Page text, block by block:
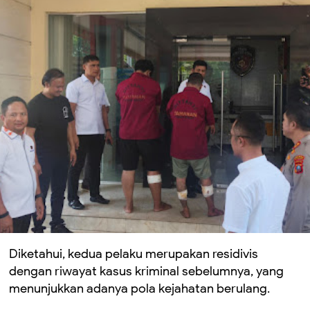
Diketahui, kedua pelaku merupakan residivis
dengan riwayat kasus kriminal sebelumnya, yang
menunjukkan adanya pola kejahatan berulang.